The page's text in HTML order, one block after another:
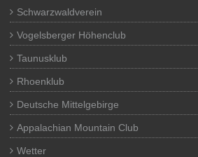
Schwarzwaldverein
Vogelsberger Höhenclub
Taunusklub
Rhoenklub
Deutsche Mittelgebirge
Appalachian Mountain Club
Wetter